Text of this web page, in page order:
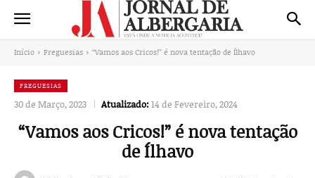
Início Freguesias “Vamos aos Cricos!” é nova tentação de Ílhavo
FREGUESIAS
30 de Março, 2023 Atualizado:14 de Fevereiro, 2024
“Vamos aos Cricos!” é nova tentação
de Ílhavo